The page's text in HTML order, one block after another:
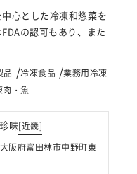
心とした冷凍和惣菜を
の認可もあり、また
品 /冷凍食品 /業務用冷凍
・魚
味[近畿]
阪府富田林市中野町東